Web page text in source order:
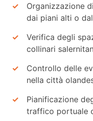
Organizzazione
dai piani alti o
Verifica degli
collinari
Controllo delle
nella città
Pianificazione
traffico portuale